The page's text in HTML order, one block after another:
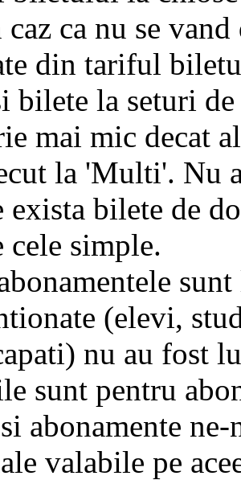
caz ca nu se
din tariful
bilete la seturi
mai mic decat
la 'Multi'. Nu
exista bilete de
cele simple.
(elevi,
nu au fost
sunt pentru
abonamente
valabile pe